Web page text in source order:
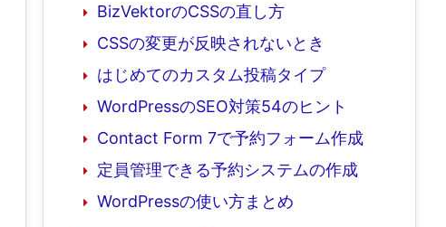
BizVektorのCSSの直し方
CSSの変更が反映されないとき
はじめてのカスタム投稿タイプ
WordPressのSEO対策54のヒント
Contact Form 7で予約フォーム作成
定員管理できる予約システムの作成
WordPressの使い方まとめ